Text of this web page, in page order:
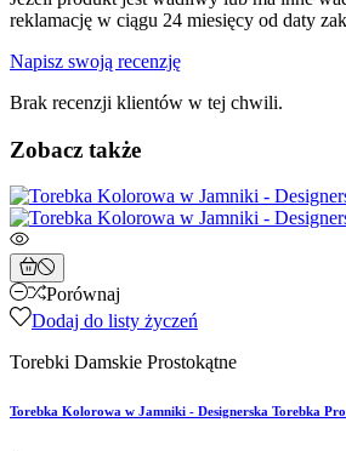
reklamację w ciągu 24 miesięcy od daty
Napisz swoją recenzję
Brak recenzji klientów w tej chwili.
Zobacz także
Porównaj
Dodaj do listy życzeń
Torebki Damskie Prostokątne
Torebka Kolorowa w Jamniki - Designerska Torebka